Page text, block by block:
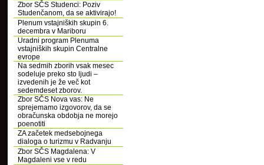
Zbor SČS Studenci: Poziv
Studenčanom, da se aktivirajo!
Plenum vstajniških skupin 6.
decembra v Mariboru
Uradni program Plenuma
vstajniških skupin Centralne
evrope
Na sedmih zborih vsak mesec
sodeluje preko sto ljudi –
izvedenih je že več kot
sedemdeset zborov.
Zbor SČS Nova vas: Ne
sprejemamo izgovorov, da se
obračunska obdobja ne morejo
poenotiti
ZA začetek medsebojnega
dialoga o turizmu v Radvanju
Zbor SČS Magdalena: V
Magdaleni vse v redu